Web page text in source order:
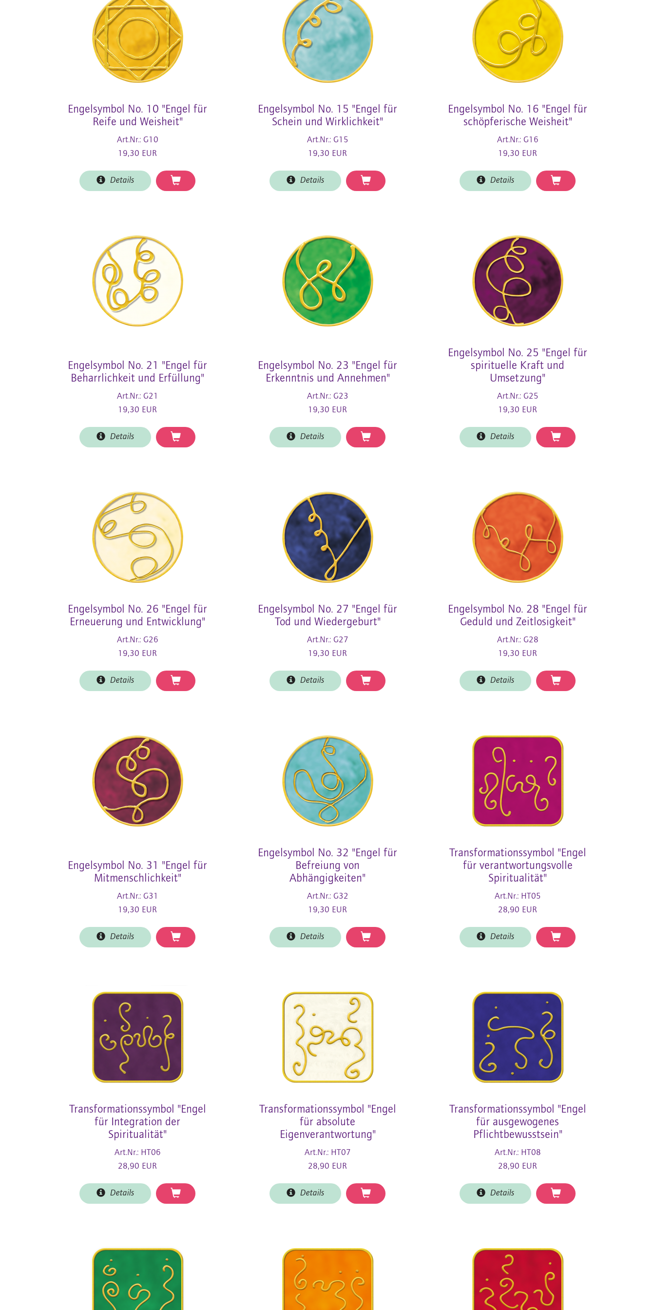
Engelsymbol No. 10 "Engel für
Reife und Weisheit"
Art.Nr.: G10
19,30 EUR
Details
Engelsymbol No. 15 "Engel für
Schein und Wirklichkeit"
Art.Nr.: G15
19,30 EUR
Details
Engelsymbol No. 16 "Engel für
schöpferische Weisheit"
Art.Nr.: G16
19,30 EUR
Details
Engelsymbol No. 21 "Engel für
Beharrlichkeit und Erfüllung"
Art.Nr.: G21
19,30 EUR
Details
Engelsymbol No. 23 "Engel für
Erkenntnis und Annehmen"
Art.Nr.: G23
19,30 EUR
Details
Engelsymbol No. 25 "Engel für
spirituelle Kraft und
Umsetzung"
Art.Nr.: G25
19,30 EUR
Details
Engelsymbol No. 26 "Engel für
Erneuerung und Entwicklung"
Art.Nr.: G26
19,30 EUR
Details
Engelsymbol No. 27 "Engel für
Tod und Wiedergeburt"
Art.Nr.: G27
19,30 EUR
Details
Engelsymbol No. 28 "Engel für
Geduld und Zeitlosigkeit"
Art.Nr.: G28
19,30 EUR
Details
Engelsymbol No. 31 "Engel für
Mitmenschlichkeit"
Art.Nr.: G31
19,30 EUR
Details
Engelsymbol No. 32 "Engel für
Befreiung von
Abhängigkeiten"
Art.Nr.: G32
19,30 EUR
Details
Transformationssymbol "Engel
für verantwortungsvolle
Spiritualität"
Art.Nr.: HT05
28,90 EUR
Details
Transformationssymbol "Engel
für Integration der
Spiritualität"
Art.Nr.: HT06
28,90 EUR
Details
Transformationssymbol "Engel
für absolute
Eigenverantwortung"
Art.Nr.: HT07
28,90 EUR
Details
Transformationssymbol "Engel
für ausgewogenes
Pflichtbewusstsein"
Art.Nr.: HT08
28,90 EUR
Details